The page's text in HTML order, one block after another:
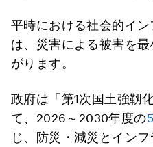
平時における社会的イ
は、災害による被害を
がります。
政府は「第1次国土強靱
て、2026～2030年度の
じ、防災・減災とイン